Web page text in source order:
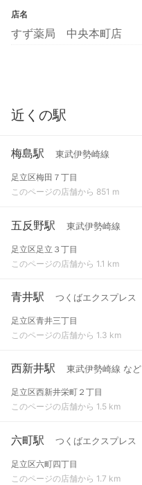
店名
すず薬局 中央本町店
近くの駅
梅島駅 東武伊勢崎線
足立区梅田７丁目
このページの店舗から 851 m
五反野駅 東武伊勢崎線
足立区足立３丁目
このページの店舗から 1.1 km
青井駅 つくばエクスプレス
足立区青井三丁目
このページの店舗から 1.3 km
西新井駅 東武伊勢崎線 など
足立区西新井栄町２丁目
このページの店舗から 1.5 km
六町駅 つくばエクスプレス
足立区六町四丁目
このページの店舗から 1.7 km